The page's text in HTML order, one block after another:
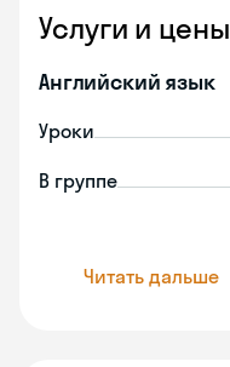
Услуги и цены
Английский язык
Уроки
В группе
Читать дальше